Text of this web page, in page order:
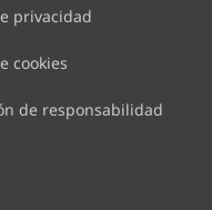
privacidad
cookies
de responsabilidad